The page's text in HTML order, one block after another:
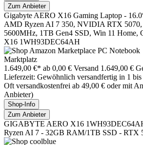
Zum Anbieter
Gigabyte AERO X16 Gaming Laptop -
AMD Ryzen AI 7 350, NVIDIA RTX
5600MHz, 1TB Gen4 SSD, Win 11 Home,
X16 1WH93DEC64AH
Marktplatz
1.649,00 €* ab 0,00 € Versand 1.649,00 €
Lieferzeit: Gewöhnlich versandfertig in 1 bis
Oft versandkostenfrei ab 49,00 € oder mit
Anbieter)
Shop-Info
Zum Anbieter
GIGABYTE AERO X16
Ryzen AI 7 - 32GB RAM/1TB SSD - RTX